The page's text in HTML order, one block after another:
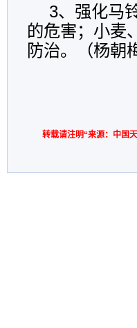
3、强化马
的危害；小麦
防治。（杨朝
转载请注明“来源：中国天